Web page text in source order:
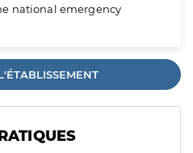
national emergency